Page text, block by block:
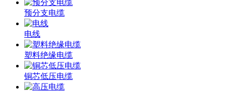
预分支电缆
电线
塑料绝缘电缆
铜芯低压电缆